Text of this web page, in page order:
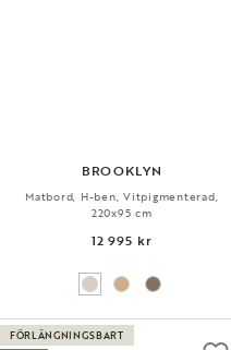
BROOKLYN
Matbord, H-ben, Vitpigmenterad,
220x95 cm
12 995 kr
FÖRLÄNGNINGSBART